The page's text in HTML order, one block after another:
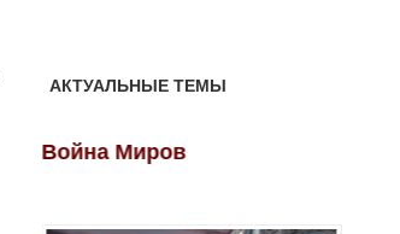
АКТУАЛЬНЫЕ ТЕМЫ
Война Миров